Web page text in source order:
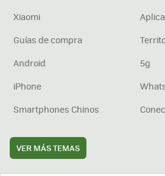
Xiaomi
Guías de compra
Android
5g
iPhone
Smartphones Chinos
VER MÁS TEMAS